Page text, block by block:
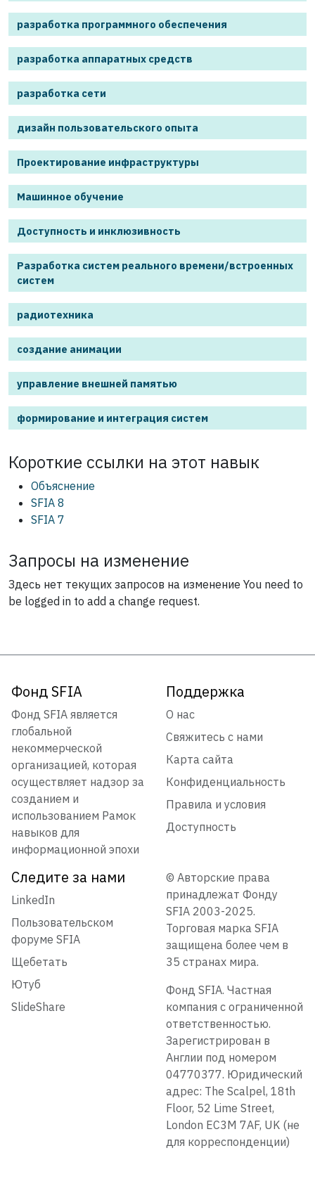
разработка программного обеспечения
разработка аппаратных средств
разработка сети
дизайн пользовательского опыта
Проектирование инфраструктуры
Машинное обучение
Доступность и инклюзивность
Разработка систем реального времени/встроенных
систем
радиотехника
создание анимации
управление внешней памятью
формирование и интеграция систем
Короткие ссылки на этот навык
Объяснение
SFIA 8
SFIA 7
Запросы на изменение
Здесь нет текущих запросов на изменение You need to
be logged in to add a change request.
Фонд SFIA
Фонд SFIA является
глобальной
некоммерческой
организацией, которая
осуществляет надзор за
созданием и
использованием Рамок
навыков для
информационной эпохи
Поддержка
О нас
Свяжитесь с нами
Карта сайта
Конфиденциальность
Правила и условия
Доступность
Следите за нами
LinkedIn
Пользовательском
форуме SFIA
Щебетать
Ютуб
SlideShare
© Авторские права
принадлежат Фонду
SFIA 2003-2025.
Торговая марка SFIA
защищена более чем в
35 странах мира.
Фонд SFIA. Частная
компания с ограниченной
ответственностью.
Зарегистрирован в
Англии под номером
04770377. Юридический
адрес: The Scalpel, 18th
Floor, 52 Lime Street,
London EC3M 7AF, UK (не
для корреспонденции)